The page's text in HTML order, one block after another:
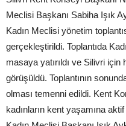
Meclisi Başkanı Sabiha Işık
Kadın Meclisi yönetim
gerçekleştirildi. Toplantıda
masaya yatırıldı ve Silivri
görüşüldü. Toplantının
olması temenni edildi. Kent
kadınların kent yaşamına